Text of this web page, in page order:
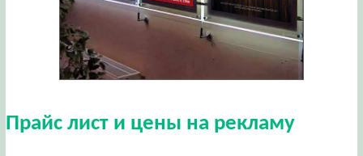
Прайс лист и цены на рекламу